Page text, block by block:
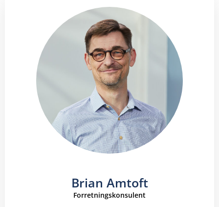
Brian Amtoft
Forretningskonsulent